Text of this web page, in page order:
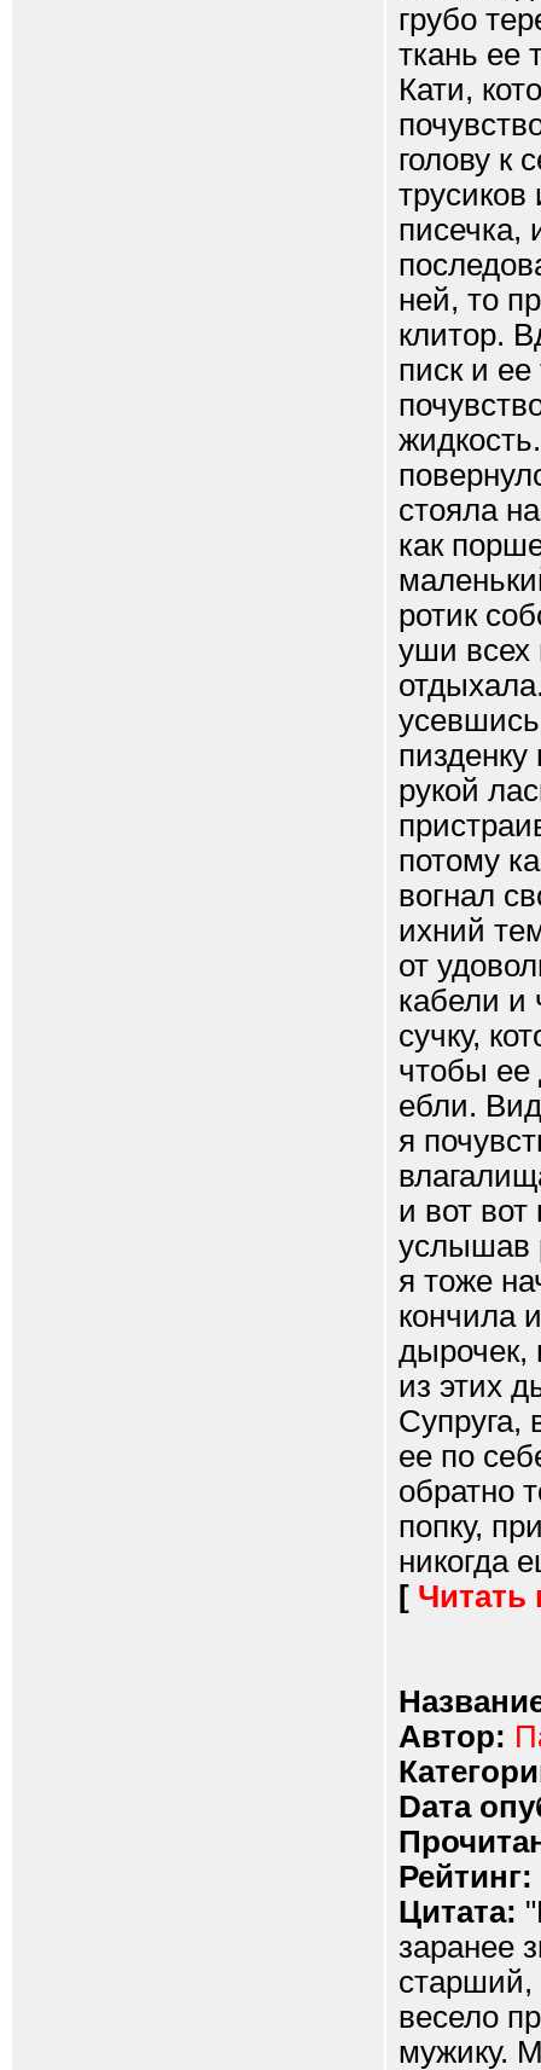
грубо
ткань ее
Кати,
голову к
писечка,
ней, то
клитор.
писк и ее
стояла
как
ротик
уши всех
рукой
потому
вогнал
ихний
от
кабели и
сучку,
чтобы ее
ебли.
я
и вот
услышав
я тоже
кончила
дырочек,
из этих
Супруга,
ее по
обратно
попку,
никогда
[ Читать
Автор:
Dата
Рейтинг:
Цитата:
заранее
старший,
весело
мужику.